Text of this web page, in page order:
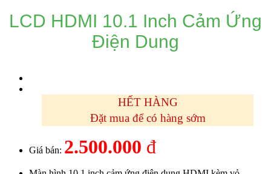
LCD HDMI 10.1 Inch Cảm Ứng
Điện Dung
HẾT HÀNG
Đặt mua để có hàng sớm
Giá bán: 2.500.000 đ